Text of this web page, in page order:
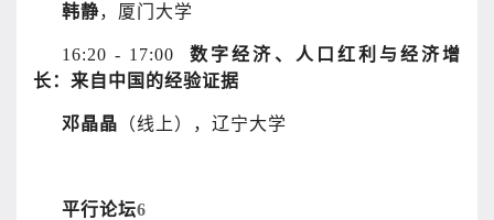
韩静，厦门大学
16:20 - 17:00数字经济、人口红利与经济增
长：来自中国的经验证据
邓晶晶 （线上），辽宁大学
平行论坛6